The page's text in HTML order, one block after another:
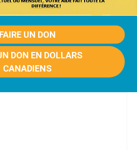
FAIRE UN DON
DON EN DOLLARS
CANADIENS